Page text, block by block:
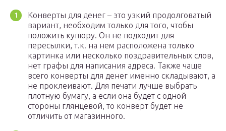
Конверты для денег – это узкий продолговатый
вариант, необходим только для того, чтобы
положить купюру. Он не подходит для
пересылки, т.к. на нем расположена только
картинка или несколько поздравительных слов,
нет графы для написания адреса. Также чаще
всего конверты для денег именно складывают, а
не проклеивают. Для печати лучше выбрать
плотную бумагу, а если она будет с одной
стороны глянцевой, то конверт будет не
отличить от магазинного.